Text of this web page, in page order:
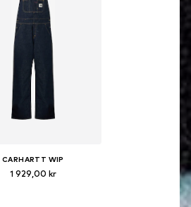
CARHARTT WIP
1 929,00 kr